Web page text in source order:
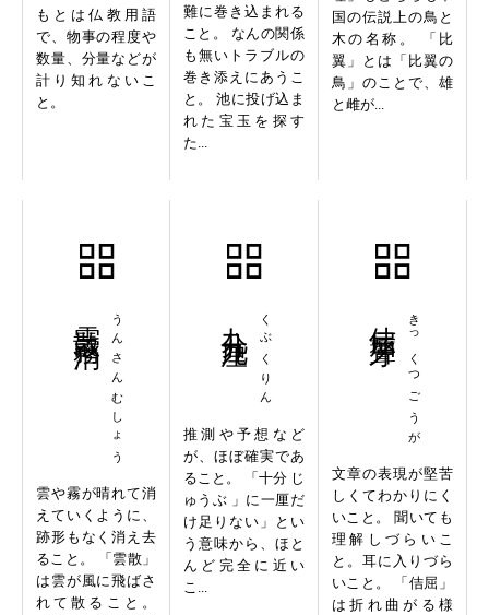
もとは仏教用語
で、物事の程度や
数量、分量などが
計り知れないこ
と。
難に巻き込まれる
こと。 なんの関係
も無いトラブルの
巻き添えにあうこ
と。 池に投げ込ま
れた宝玉を探す
た...
国の伝説上の鳥と
木の名称。 「比
翼」とは「比翼の
鳥」のことで、雄
と雌が...
うんさんむしょう
雲や霧が晴れて消
えていくように、
跡形もなく消え去
ること。 「雲散」
は雲が風に飛ばさ
れて散ること。
くぶくりん
推測や予想など
が、ほぼ確実であ
ること。 「十分 じ
ゅうぶ 」に一厘だ
け足りない」とい
う意味から、ほと
んど完全に近い
こ...
きっくつごうが
文章の表現が堅苦
しくてわかりにく
いこと。 聞いても
理解しづらいこ
と。耳に入りづら
いこと。 「佶屈」
は折れ曲がる様